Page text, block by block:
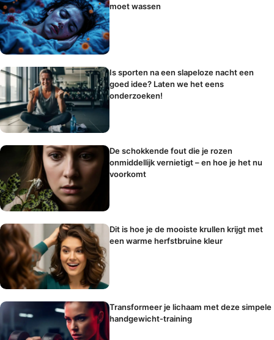
moet wassen
Is sporten na een slapeloze nacht een
goed idee? Laten we het eens
onderzoeken!
De schokkende fout die je rozen
onmiddellijk vernietigt – en hoe je het nu
voorkomt
Dit is hoe je de mooiste krullen krijgt met
een warme herfstbruine kleur
Transformeer je lichaam met deze simpele
handgewicht-training